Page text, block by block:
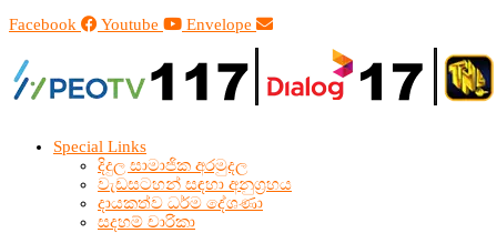
Facebook
Youtube Envelope
Special Links
දිදුල සාමාජික අරමුදල
වැඩසටහන් සඳහා අනුග්‍රහය
දායකත්ව ධර්ම දේශණා
සදහම් චාරිකා